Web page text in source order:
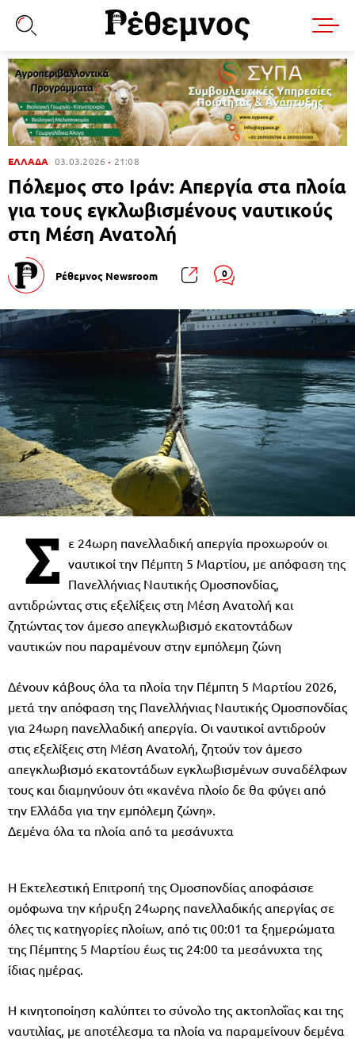
ΕΛΛΑΔΑ 03.03.2026 21:08
Πόλεμος στο Ιράν: Απεργία στα πλοία
για τους εγκλωβισμένους ναυτικούς
στη Μέση Ανατολή
Ρέθεμνος Newsroom 0
Σ ε 24ωρη πανελλαδική απεργία προχωρούν οι
ναυτικοί την Πέμπτη 5 Μαρτίου, με απόφαση της
Πανελλήνιας Ναυτικής Ομοσπονδίας,
αντιδρώντας στις εξελίξεις στη Μέση Ανατολή και
ζητώντας τον άμεσο απεγκλωβισμό εκατοντάδων
ναυτικών που παραμένουν στην εμπόλεμη ζώνη
Δένουν κάβους όλα τα πλοία την Πέμπτη 5 Μαρτίου 2026,
μετά την απόφαση της Πανελλήνιας Ναυτικής Ομοσπονδίας
για 24ωρη πανελλαδική απεργία. Οι ναυτικοί αντιδρούν
στις εξελίξεις στη Μέση Ανατολή, ζητούν τον άμεσο
απεγκλωβισμό εκατοντάδων εγκλωβισμένων συναδέλφων
τους και διαμηνύουν ότι «κανένα πλοίο δε θα φύγει από
την Ελλάδα για την εμπόλεμη ζώνη».
Δεμένα όλα τα πλοία από τα μεσάνυχτα
Η Εκτελεστική Επιτροπή της Ομοσπονδίας αποφάσισε
ομόφωνα την κήρυξη 24ωρης πανελλαδικής απεργίας σε
όλες τις κατηγορίες πλοίων, από τις 00:01 τα ξημερώματα
της Πέμπτης 5 Μαρτίου έως τις 24:00 τα μεσάνυχτα της
ίδιας ημέρας.
Η κινητοποίηση καλύπτει το σύνολο της ακτοπλοΐας και της
ναυτιλίας, με αποτέλεσμα τα πλοία να παραμείνουν δεμένα